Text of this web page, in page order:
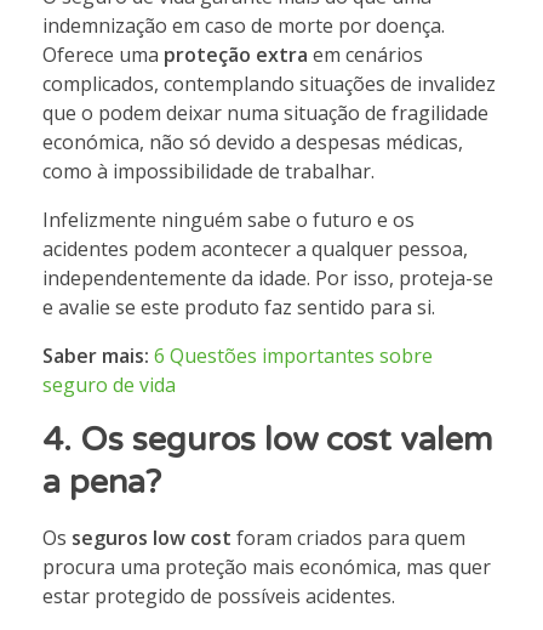
indemnização em caso de morte por doença.
Oferece uma proteção extra em cenários
complicados, contemplando situações de invalidez
que o podem deixar numa situação de fragilidade
económica, não só devido a despesas médicas,
como à impossibilidade de trabalhar.
Infelizmente ninguém sabe o futuro e os
acidentes podem acontecer a qualquer pessoa,
independentemente da idade. Por isso, proteja-se
e avalie se este produto faz sentido para si.
Saber mais: 6 Questões importantes sobre
seguro de vida
4. Os seguros low cost valem
a pena?
Os seguros low cost foram criados para quem
procura uma proteção mais económica, mas quer
estar protegido de possíveis acidentes.